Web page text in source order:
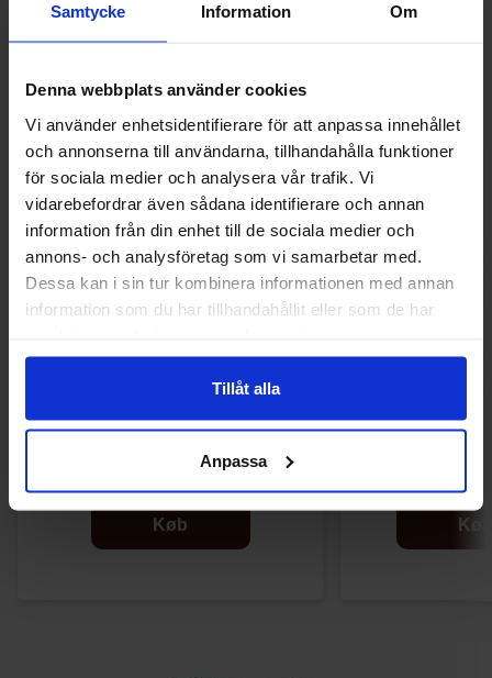
Samtycke Information Om
Denna webbplats använder cookies
Vi använder enhetsidentifierare för att anpassa innehållet
och annonserna till användarna, tillhandahålla funktioner
för sociala medier och analysera vår trafik. Vi
vidarebefordrar även sådana identifierare och annan
information från din enhet till de sociala medier och
annons- och analysföretag som vi samarbetar med.
Dessa kan i sin tur kombinera informationen med annan
information som du har tillhandahållit eller som de har
Tillåt alla
Anpassa
Nesquik Banana 300g
56.90 kr
Køb
Mississippi Belle
Køb